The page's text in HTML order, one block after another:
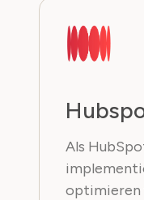
Als
optimieren